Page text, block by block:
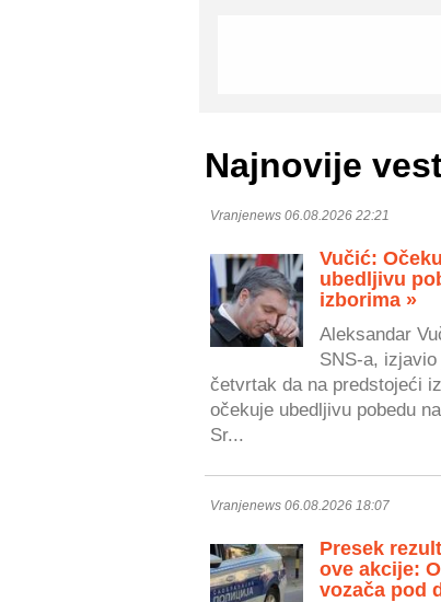
Najnovije
Vranjenews 06.08.2026 22:21
Vučić:
ubedljivu
izborima »
Aleksandar
SNS-a, izjavio
četvrtak da na predstojeći
očekuje ubedljivu pobedu
Sr...
Vranjenews 06.08.2026 18:07
Presek
ove akcije:
vozača pod